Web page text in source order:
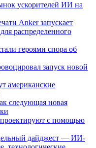
ускорителей ИИ на
Anker запускает
распределенного
героями спора об
запуск новой
американские
следующая новая
с помощью
дайджест — ИИ-